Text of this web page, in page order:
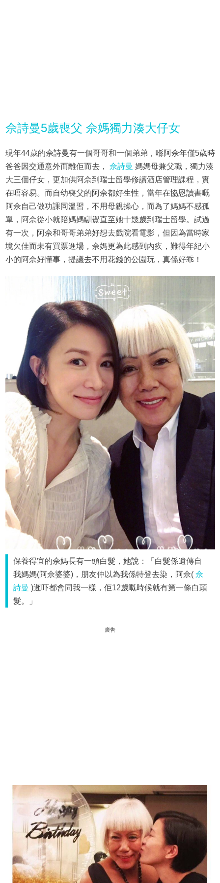
佘詩曼5歲喪父 佘媽獨力湊大仔女
現年44歲的佘詩曼有一個哥哥和一個弟弟，喺阿佘年僅5歲時
爸爸因交通意外而離佢而去， 佘詩曼 媽媽母兼父職，獨力湊
大三個仔女，更加供阿佘到瑞士留學修讀酒店管理課程，實
在唔容易。而自幼喪父的阿佘都好生性，當年在協恩讀書嘅
阿佘自己做功課同溫習，不用母親操心，而為了媽媽不感孤
單，阿佘從小就陪媽媽瞓覺直至她十幾歲到瑞士留學。試過
有一次，阿佘和哥哥弟弟好想去戲院看電影，但因為當時家
境欠佳而未有買票進場，佘媽更為此感到內疚，難得年紀小
小的阿佘好懂事，提議去不用花錢的公園玩，真係好乖！
保養得宜的佘媽長有一頭白髮，她說：「白髮係遺傳自
我媽媽(阿佘婆婆)，朋友仲以為我係特登去染，阿佘(佘
詩曼 )遲吓都會同我一樣，佢12歲嘅時候就有第一條白頭
髮。」
廣告